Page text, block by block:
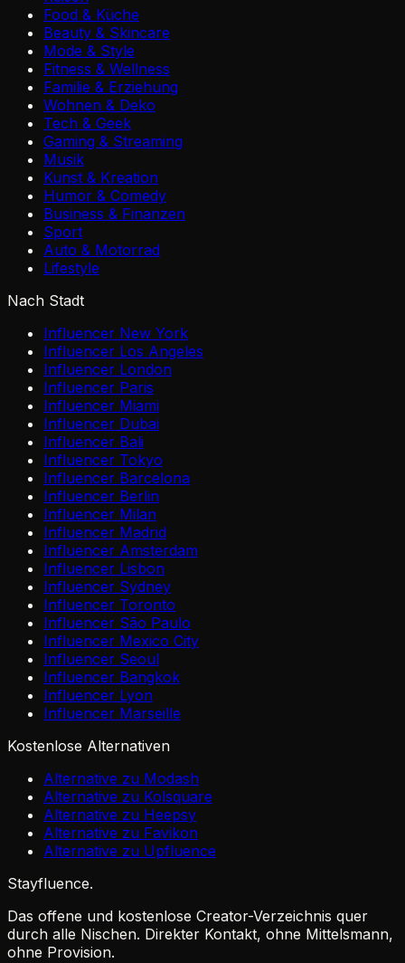
Food & Küche
Beauty & Skincare
Mode & Style
Fitness & Wellness
Familie & Erziehung
Wohnen & Deko
Tech & Geek
Gaming & Streaming
Musik
Kunst & Kreation
Humor & Comedy
Business & Finanzen
Sport
Auto & Motorrad
Lifestyle
Nach Stadt
Influencer New York
Influencer Los Angeles
Influencer London
Influencer Paris
Influencer Miami
Influencer Dubai
Influencer Bali
Influencer Tokyo
Influencer Barcelona
Influencer Berlin
Influencer Milan
Influencer Madrid
Influencer Amsterdam
Influencer Lisbon
Influencer Sydney
Influencer Toronto
Influencer São Paulo
Influencer Mexico City
Influencer Seoul
Influencer Bangkok
Influencer Lyon
Influencer Marseille
Kostenlose Alternativen
Alternative zu Modash
Alternative zu Kolsquare
Alternative zu Heepsy
Alternative zu Favikon
Alternative zu Upfluence
Stayfluence.
Das offene und kostenlose Creator-Verzeichnis quer
durch alle Nischen. Direkter Kontakt, ohne Mittelsmann,
ohne Provision.